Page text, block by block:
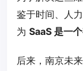
鉴于时间、人
为 SaaS 是一
后来，南京未